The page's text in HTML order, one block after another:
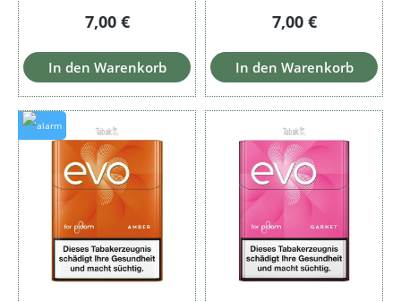
Regulärer Preis:
7,00 €
In den Warenkorb
Regulärer Preis:
7,00 €
In den Warenkorb